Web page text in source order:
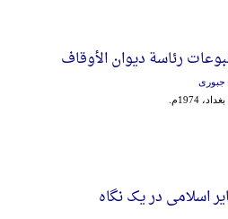
رئاسة دیوان الأوقاف
جبوری
1974م.
اسلامی در یک نگاه